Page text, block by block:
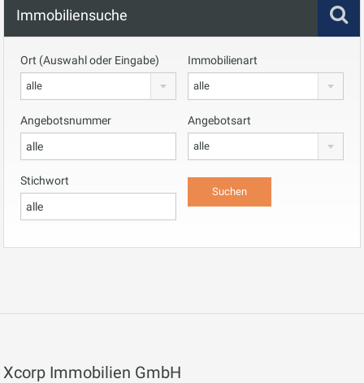
Immobiliensuche
Ort (Auswahl oder Eingabe)
alle
Immobilienart
alle
Angebotsnummer Angebotsart
alle
Stichwort
Xcorp Immobilien GmbH